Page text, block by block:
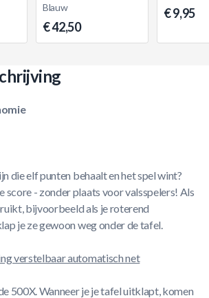
Blauw
€ 42,50
€ 9,95
die elf punten behaalt en het spel wint?
score - zonder plaats voor valsspelers! Als
bijvoorbeeld als je roterend
je ze gewoon weg onder de tafel.
verstelbaar automatisch net
500X. Wanneer je je tafel uitklapt, komen